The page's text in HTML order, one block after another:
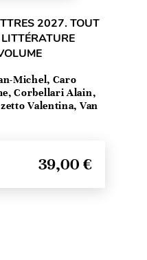
2027. TOUT
Michel, Caro
Corbellari Alain,
Valentina, Van
39,00 €